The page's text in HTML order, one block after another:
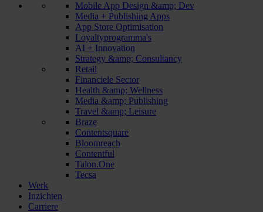
Mobile App Design &amp; Dev
Media + Publishing Apps
App Store Optimisation
Loyaltyprogramma's
AI + Innovation
Strategy &amp; Consultancy
Retail
Financiele Sector
Health &amp; Wellness
Media &amp; Publishing
Travel &amp; Leisure
Braze
Contentsquare
Bloomreach
Contentful
Talon.One
Tecsa
Werk
Inzichten
Carriere